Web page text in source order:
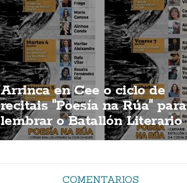
Arrinca en Cee o ciclo de
recitais "Poesía na Rúa" para
lembrar o Batallón Literario
COMENTARIOS